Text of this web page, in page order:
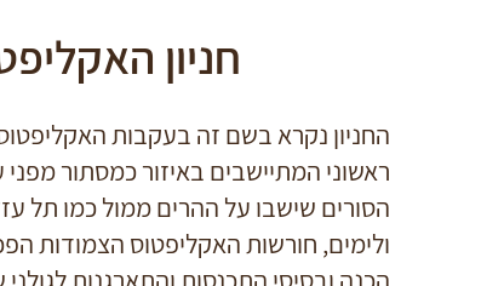
חניון
החניון נקרא בשם זה בעקבות
ראשוני המתיישבים באיזור כמסתור מפני
הסורים שישבו על ההרים ממול כמו תל
ולימים, חורשות האקליפטוס הצמודות